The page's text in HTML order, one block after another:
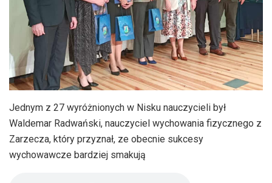
Jednym z 27 wyróżnionych w Nisku nauczycieli był
Waldemar Radwański, nauczyciel wychowania fizycznego z
Zarzecza, który przyznał, ze obecnie sukcesy
wychowawcze bardziej smakują